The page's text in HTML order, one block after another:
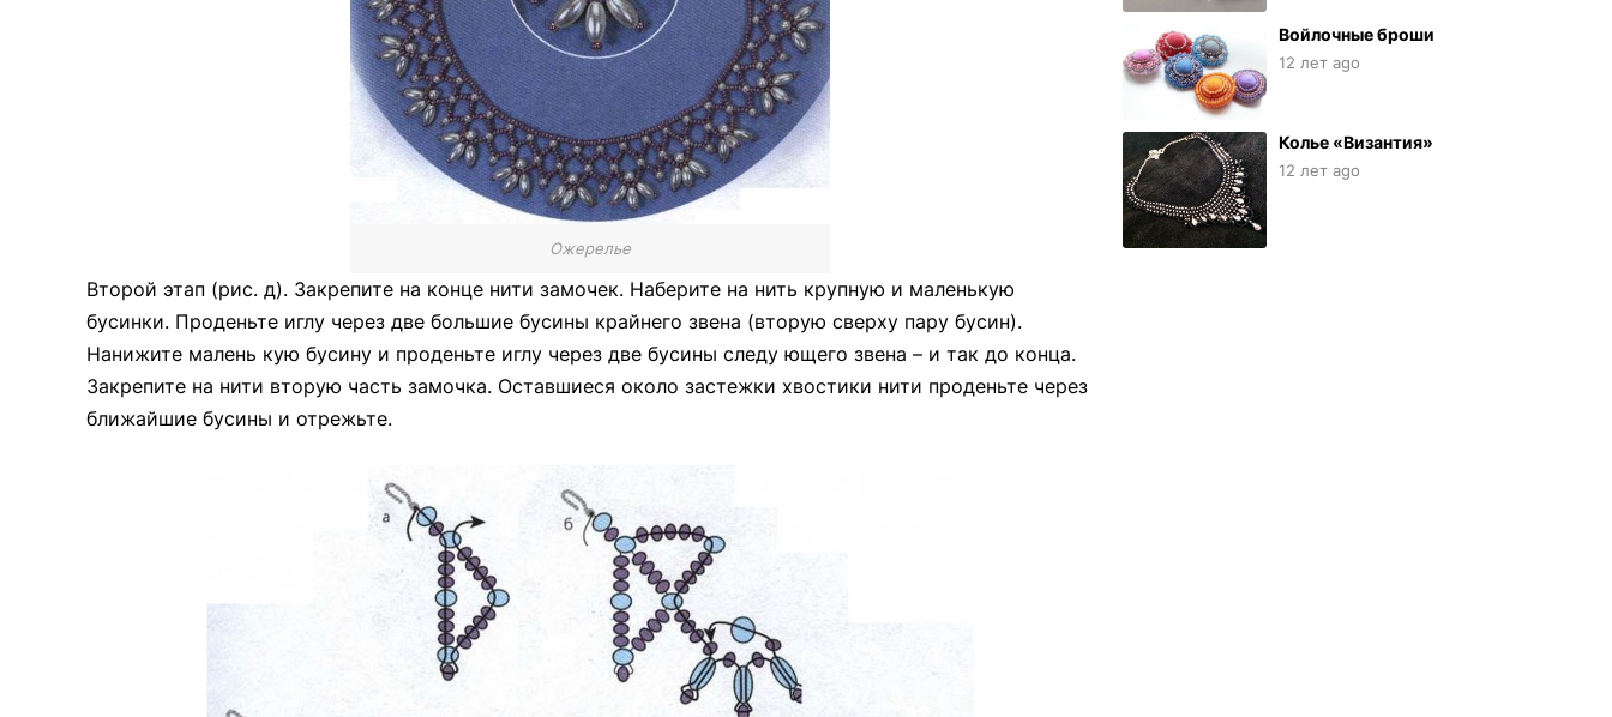
Ожерелье
Второй этап (рис. д). Закрепите на конце нити замочек. Наберите на нить крупную и маленькую
бусинки. Проденьте иглу через две большие бусины крайнего звена (вторую сверху пару бусин).
Нанижите малень кую бусину и проденьте иглу через две бусины следу ющего звена – и так до конца.
Закрепите на нити вторую часть замочка. Оставшиеся около застежки хвостики нити проденьте через
ближайшие бусины и отрежьте.
Войлочные броши
12 лет ago
Колье «Византия»
12 лет ago